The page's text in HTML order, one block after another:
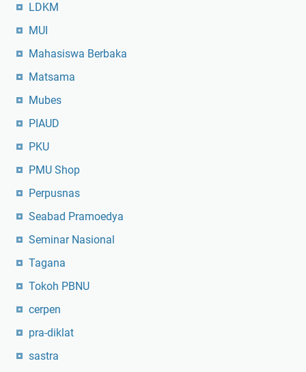
LDKM
MUI
Mahasiswa Berbaka
Matsama
Mubes
PIAUD
PKU
PMU Shop
Perpusnas
Seabad Pramoedya
Seminar Nasional
Tagana
Tokoh PBNU
cerpen
pra-diklat
sastra